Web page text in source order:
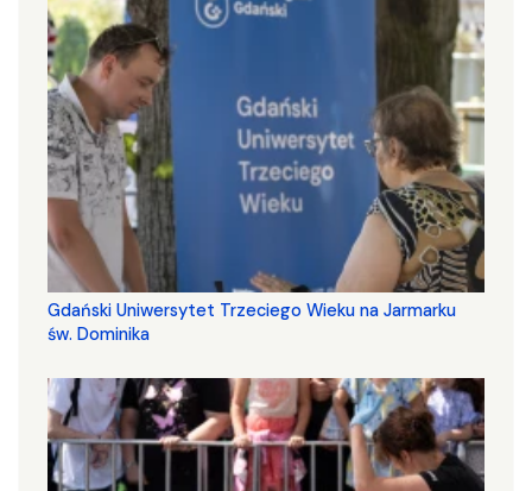
Gdański Uniwersytet Trzeciego Wieku na Jarmarku
św. Dominika